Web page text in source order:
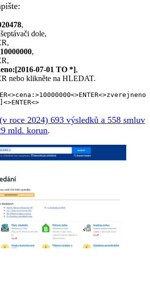
,
dole,
,
07-01 TO *],
nebo klikněte na HLEDAT.
roce 2024) 693 výsledků a 558 smluv
mld. korun.